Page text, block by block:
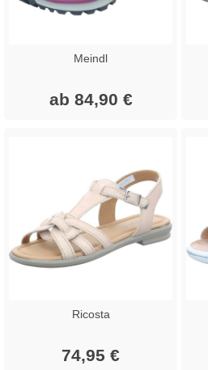
Meindl
ab 84,90 €
Ricosta
74,95 €